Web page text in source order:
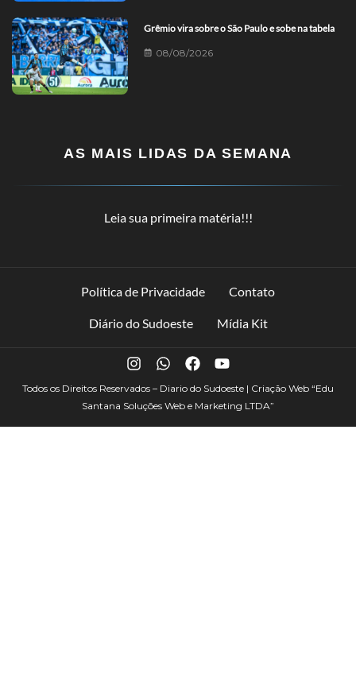
Grêmio vira sobre o São Paulo e sobe na tabela
08/08/2026
AS MAIS LIDAS DA SEMANA
Leia sua primeira matéria!!!
Política de Privacidade Contato
Diário do Sudoeste Mídia Kit
Todos os Direitos Reservados – Diario do Sudoeste | Criação Web “Edu
Santana Soluções Web e Marketing LTDA”